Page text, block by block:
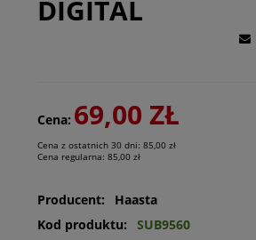
DIGITAL
Cena: 69,00 ZŁ
Cena z ostatnich 30 dni: 85,00 zł
Cena regularna: 85,00 zł
Producent:
Haasta
Kod produktu:
SUB9560